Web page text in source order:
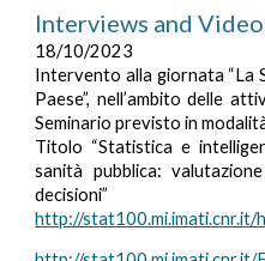
Interviews and
18/10/2023
Intervento alla giornata “La
Paese”, nell’ambito delle
Seminario previsto in
Titolo “Statistica e
sanità pubblica:
decisioni”
http://stat100.mi.imati.cnr.it/